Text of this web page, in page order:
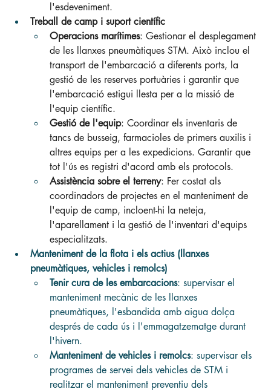
l'esdeveniment.
Treball de camp i suport científic
Operacions marítimes: Gestionar el desplegament
de les llanxes pneumàtiques STM. Això inclou el
transport de l'embarcació a diferents ports, la
gestió de les reserves portuàries i garantir que
l'embarcació estigui llesta per a la missió de
l'equip científic.
Gestió de l'equip: Coordinar els inventaris de
tancs de busseig, farmacioles de primers auxilis i
altres equips per a les expedicions. Garantir que
tot l'ús es registri d'acord amb els protocols.
Assistència sobre el terreny: Fer costat als
coordinadors de projectes en el manteniment de
l'equip de camp, incloent-hi la neteja,
l'aparellament i la gestió de l'inventari d'equips
especialitzats.
Manteniment de la flota i els actius (llanxes
pneumàtiques, vehicles i remolcs)
Tenir cura de les embarcacions: supervisar el
manteniment mecànic de les llanxes
pneumàtiques, l'esbandida amb aigua dolça
després de cada ús i l'emmagatzematge durant
l'hivern.
Manteniment de vehicles i remolcs: supervisar els
programes de servei dels vehicles de STM i
realitzar el manteniment preventiu dels